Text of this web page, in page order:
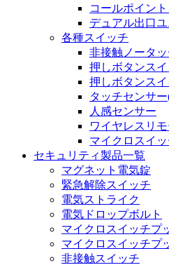
コールポイン
デュアル出口ユ
各種スイッチ
非接触ノータ
押しボタンス
押しボタンス
タッチセンサ
人感センサー
ワイヤレスリ
マイクロスイ
セキュリティ製品一覧
マグネット電気錠
緊急解除スイッチ
電気ストライク
電気ドロップボルト
マイクロスイッチプ
マイクロスイッチプ
非接触スイッチ